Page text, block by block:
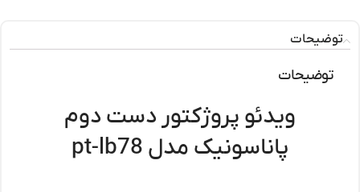
توضیحات
توضیحات
ویدئو پروژکتور دست دوم
پاناسونیک مدل pt-lb78